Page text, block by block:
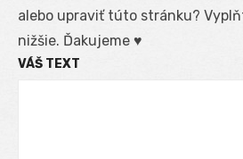
alebo upraviť túto stránku?
nižšie. Ďakujeme ♥
VÁŠ TEXT